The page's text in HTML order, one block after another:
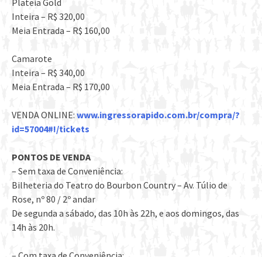
Plateia Gold
Inteira – R$ 320,00
Meia Entrada – R$ 160,00
Camarote
Inteira – R$ 340,00
Meia Entrada – R$ 170,00
VENDA ONLINE: www.ingressorapido.com.br/compra/?
id=57004#!/tickets
PONTOS DE VENDA
– Sem taxa de Conveniência:
Bilheteria do Teatro do Bourbon Country – Av. Túlio de
Rose, nº 80 / 2º andar
De segunda a sábado, das 10h às 22h, e aos domingos, das
14h às 20h.